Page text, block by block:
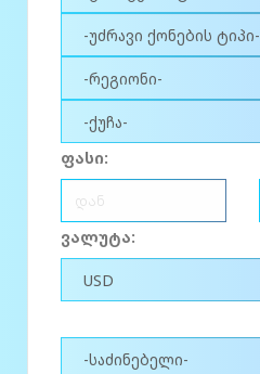
-უძრავი ქონების ტიპი-
-რეგიონი-
-ქუჩა-
ფასი:
ვალუტა:
USD
-საძინებელი-